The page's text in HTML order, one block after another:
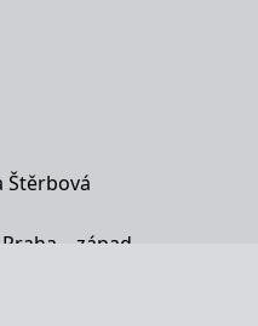
Štěrbová
– západ